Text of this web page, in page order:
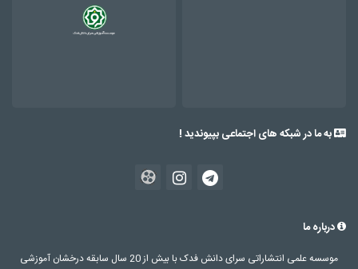
به ما در شبکه های اجتماعی بپیوندید !
درباره ما
موسسه علمی انتشاراتی سرای دانش فدک با بیش از 20 سال سابقه درخشان آموزشی